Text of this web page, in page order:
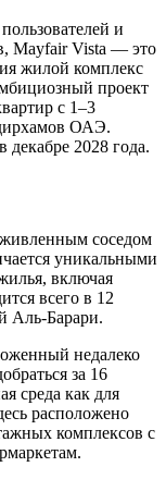
и
Mayfair Vista — это
жилой комплекс
проект
с 1–3
ОАЭ.
декабре 2028 года.
соседом
уникальными
включая
всего в 12
Аль-Барари.
недалеко
за 16
среда как для
расположено
комплексов с